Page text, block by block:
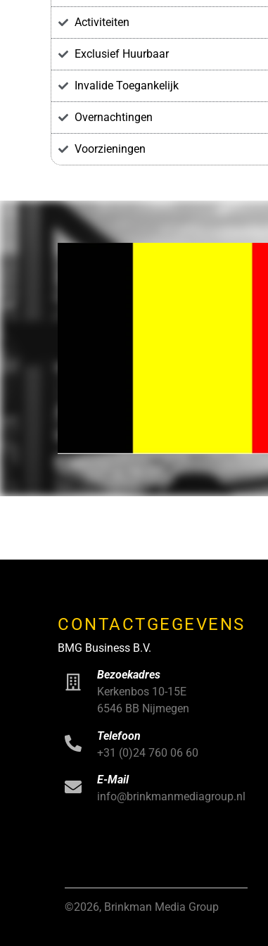
Activiteiten
Exclusief Huurbaar
Invalide Toegankelijk
Overnachtingen
Voorzieningen
CONTACTGEGEVENS
BMG Business B.V.
Bezoekadres
Kerkenbos 10-15E
6546 BB Nijmegen
Telefoon
+31 (0)24 760 06 60
E-Mail
info@brinkmanmediagroup.nl
©2026, Brinkman Media Group